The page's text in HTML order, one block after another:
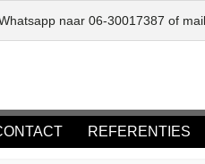
naar 06-30017387 of
REFERENTIES